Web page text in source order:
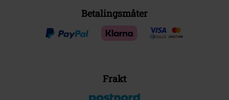
Betalingsmåter
Frakt